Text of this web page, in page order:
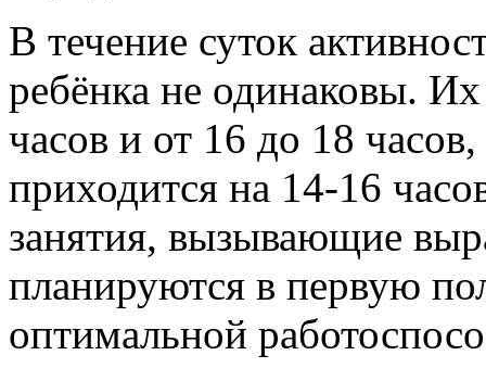
В течение суток
ребёнка не одинаковы.
часов и от 16 до 18
приходится на 14-16
занятия, вызывающие
планируются в первую
оптимальной